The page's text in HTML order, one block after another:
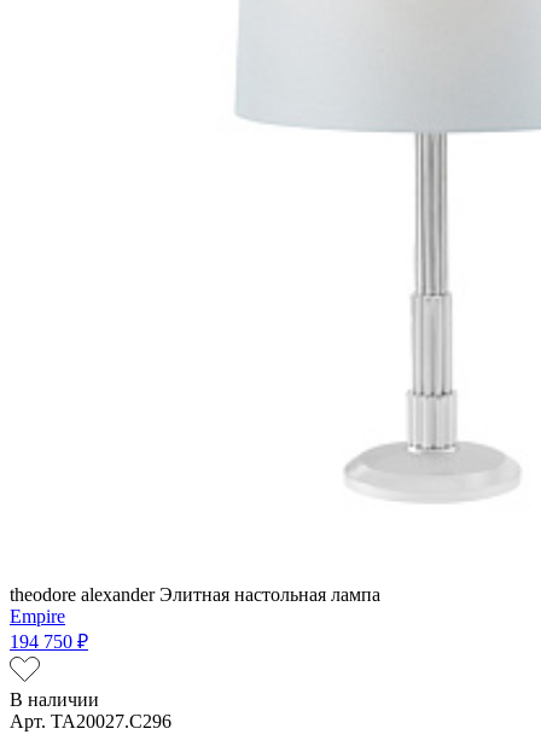
theodore alexanderЭлитная настольная лампа
Empire
194 750 ₽
В наличии
Арт. TA20027.C296